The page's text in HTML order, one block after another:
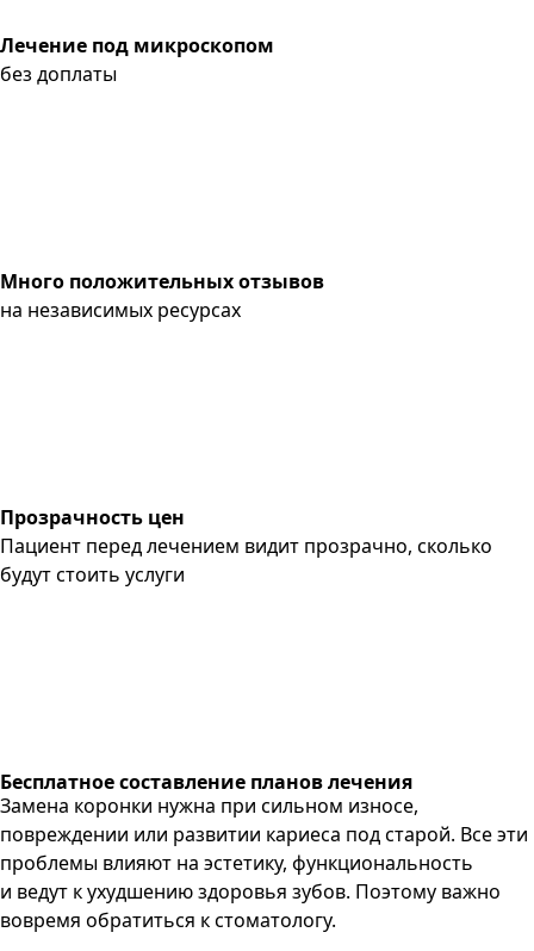
Лечение под микроскопом
без доплаты
Много положительных отзывов
на независимых ресурсах
Прозрачность цен
Пациент перед лечением видит прозрачно, сколько
будут стоить услуги
Бесплатное составление планов лечения
Замена коронки нужна при сильном износе,
повреждении или развитии кариеса под старой. Все эти
проблемы влияют на эстетику, функциональность
и ведут к ухудшению здоровья зубов. Поэтому важно
вовремя обратиться к стоматологу.